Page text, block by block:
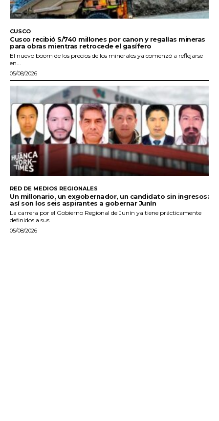
CUSCO
Cusco recibió S/740 millones por canon y regalías mineras
para obras mientras retrocede el gasífero
El nuevo boom de los precios de los minerales ya comenzó a reflejarse
en...
05/08/2026
RED DE MEDIOS REGIONALES
Un millonario, un exgobernador, un candidato sin ingresos:
así son los seis aspirantes a gobernar Junín
La carrera por el Gobierno Regional de Junín ya tiene prácticamente
definidos a sus...
05/08/2026